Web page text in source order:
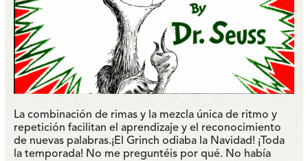
La combinación de rimas y la mezcla única de ritmo y
repetición facilitan el aprendizaje y el reconocimiento
de nuevas palabras.¡El Grinch odiaba la Navidad! ¡Toda
la temporada! No me preguntéis por qué. No había